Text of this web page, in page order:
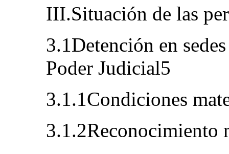
III.Situación de las
3.1Detención en
Poder Judicial5
3.1.1Condiciones
3.1.2Reconocimiento